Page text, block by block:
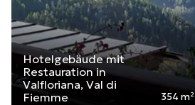
Hotelgebäude mit
Restauration in
Valfloriana, Val di
Fiemme
354 m²